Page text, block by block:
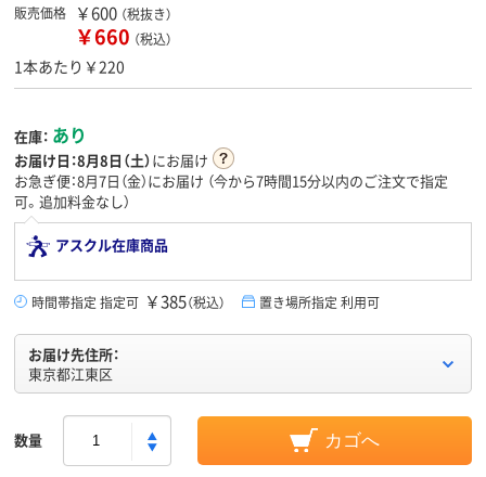
販売価格 ￥600 （税抜き）
￥660 （税込）
1本あたり￥220
在庫： あり
お届け日：8月8日（土）にお届け
お急ぎ便：8月7日（金）にお届け （今から7時間15分以内のご注文で指定
可。追加料金なし）
アスクル在庫商品
時間帯指定 指定可 ￥385（税込） 置き場所指定 利用可
お届け先住所：
東京都江東区
数量 カゴへ